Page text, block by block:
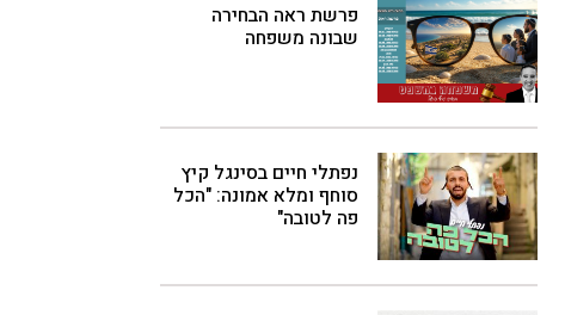
פרשת ראה הבחירה
שבונה משפחה
נפתלי חיים בסינגל קיץ
סוחף ומלא אמונה: "הכל
פה לטובה"